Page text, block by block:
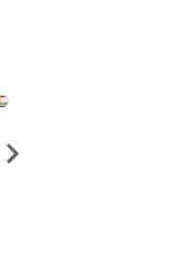
Oftalmologista